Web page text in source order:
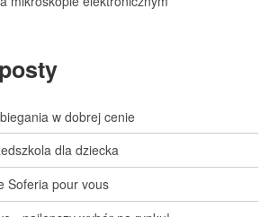
w dobrej cenie
dla dziecka
Soferia pour vous